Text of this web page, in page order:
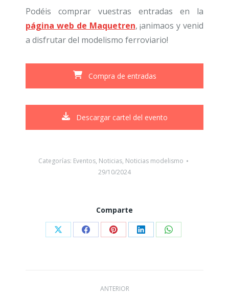
Podéis comprar vuestras entradas en la
página web de Maquetren, ¡animaos y venid
a disfrutar del modelismo ferroviario!
Compra de entradas
Descargar cartel del evento
Categorías: Eventos, Noticias, Noticias modelismo
29/10/2024
Comparte
CompartirCompartirCompartirCompartirCompartir
Navegación
ANTERIOR